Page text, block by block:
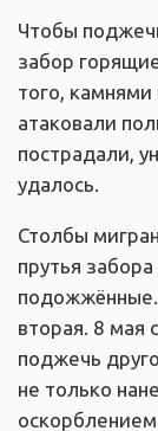
Чтобы
забор
того,
атаковали
пострадали,
удалось.
Столбы
прутья
вторая. 8 мая
поджечь
не только